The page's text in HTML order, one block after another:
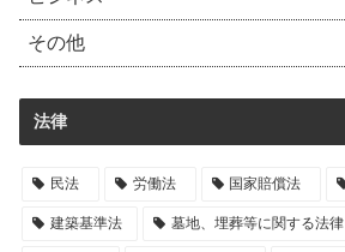
その他
法律
民法 労働法 国家賠償法
建築基準法 墓地、埋葬等に関する法律